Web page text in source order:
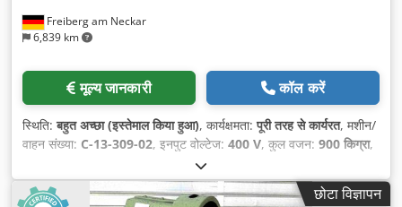
Freiberg am Neckar
6,839 km
मूल्य जानकारी कॉल करें
स्थिति:बहुत अच्छा (इस्तेमाल किया हुआ), कार्यक्षमता:पूरी तरह से कार्यरत, मशीन/
वाहन संख्या: C-13-309-02, इनपुट वोल्टेज: 400 V, कुल वजन: 900 किग्रा,
छोटा विज्ञापन